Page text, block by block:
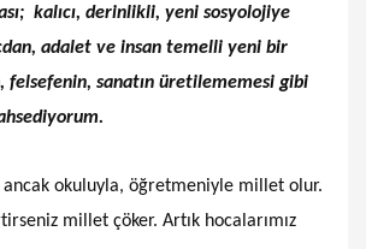
kalıcı, derinlikli, yeni sosyolojiye
adalet ve insan temelli yeni bir
felsefenin, sanatın üretilememesi gibi
okuluyla, öğretmeniyle millet olur.
millet çöker. Artık hocalarımız